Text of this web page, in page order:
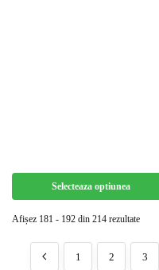
Selecteaza optiunea
Afișez 181 - 192 din 214 rezultate
1 2 3